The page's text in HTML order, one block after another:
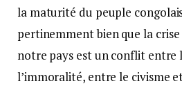
la maturité du peuple
pertinemment bien que la
notre pays est un conflit entre
l’immoralité, entre le civisme